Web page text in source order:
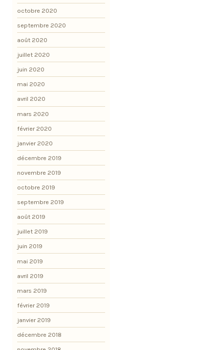
octobre 2020
septembre 2020
août 2020
juillet 2020
juin 2020
mai 2020
avril 2020
mars 2020
février 2020
janvier 2020
décembre 2019
novembre 2019
octobre 2019
septembre 2019
août 2019
juillet 2019
juin 2019
mai 2019
avril 2019
mars 2019
février 2019
janvier 2019
décembre 2018